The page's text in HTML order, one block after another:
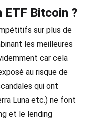
ETF Bitcoin ?
sur plus de
les meilleures
car cela
au risque de
qui ont
Luna etc.) ne font
et le lending